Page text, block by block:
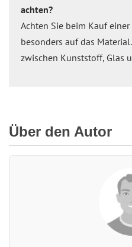
achten?
Achten Sie beim Kauf
besonders auf das
zwischen Kunststoff, Glas
Über den Autor